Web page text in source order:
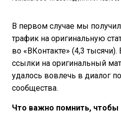
В первом случае мы
трафик на оригинальную
во «ВКонтакте» (4,3
ссылки на оригинальный
удалось вовлечь в диалог
сообщества.
Что важно помнить, чтобы